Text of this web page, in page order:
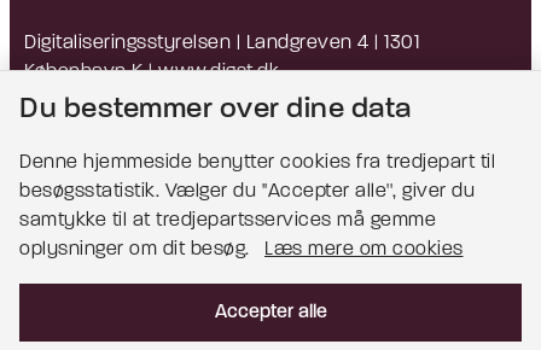
Digitaliseringsstyrelsen | Landgreven 4 | 1301
København K |www.digst.dk
EAN: 5798009814203 | CVR: 34051178
Bemærk!
Du bestemmer over dine data
Denne hjemmeside benytter cookies fra tredjepart til
besøgsstatistik. Vælger du ''Accepter alle'', giver du
samtykke til at tredjepartsservices må gemme
oplysninger om dit besøg.
Læs mere om cookies
Accepter alle